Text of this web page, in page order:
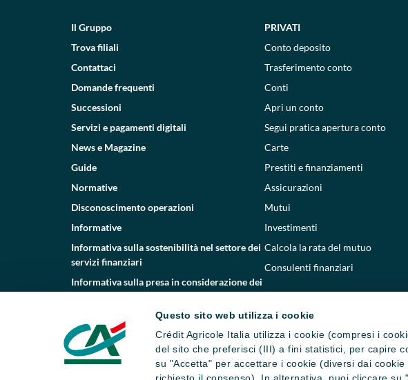
Questo sito web utilizza i cookie
Crédit Agricole Italia utilizza i cookie (compresi i
del sito che preferisci (III) a fini statistici, per capire
su "Accetta" per accettare i cookie (diversi dai
Il Gruppo
Trova filiali
Contattaci
Domande frequenti
Successioni
Servizi e pagamenti digitali
News e Magazine
Guide
Normative
Disconoscimento operazioni
Informative
Informativa sulla sostenibilità nel settore dei
servizi finanziari
Informativa sulla presa in considerazione dei
Whistleblowing
PRIVATI
Conto deposito
Trasferimento conto
Conti
Apri un conto
Segui pratica apertura conto
Carte
Prestiti e finanziamenti
Assicurazioni
Mutui
Investimenti
Calcola la rata del mutuo
Consulenti finanziari